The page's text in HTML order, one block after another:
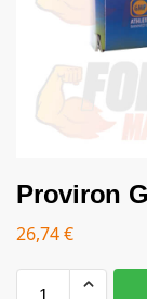
Proviron
26,74€